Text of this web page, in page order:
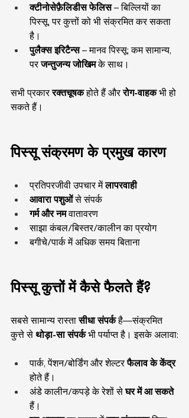
क्टीनोसेफ़ैलिडीस फेलिस – बिल्लियों का
पिस्सू, पर कुत्तों को भी संक्रमित कर सकता
है।
पुलैक्स इरिटैन्स – मानव पिस्सू; कम सामान्य,
पर जन्तुजन्य जोखिम के साथ।
सभी प्रकार रक्तचूषक होते हैं और रोग-वाहक भी हो
सकते हैं।
पिस्सू संक्रमण के प्रमुख कारण
प्रतिपरजीवी उपचार में लापरवाही
आवारा पशुओं से संपर्क
गर्म और नम वातावरण
साझा कंबल/बिस्तर/कालीन का प्रयोग
बगीचे/पार्क में अधिक समय बिताना
पिस्सू कुत्तों में कैसे फैलते हैं?
सबसे सामान्य रास्ता सीधा संपर्क है—संक्रमित
कुत्ते से थोड़ा-सा संपर्क भी पर्याप्त है। इसके अलावा:
पार्क, पेंशन/बोर्डिंग और शेल्टर फैलाव के केंद्र
होते हैं।
अंडे कालीन/कपड़े के रेशों से घर में आ सकते
हैं।